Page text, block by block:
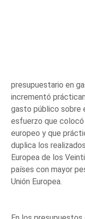
presupuestario en
incrementó
gasto público sobre
esfuerzo que colocó
europeo y que
duplica los
Europea de los
países con mayor
Unión Europea.